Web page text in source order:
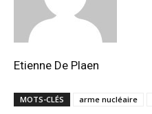
Etienne De Plaen
MOTS-CLÉS arme nucléaire